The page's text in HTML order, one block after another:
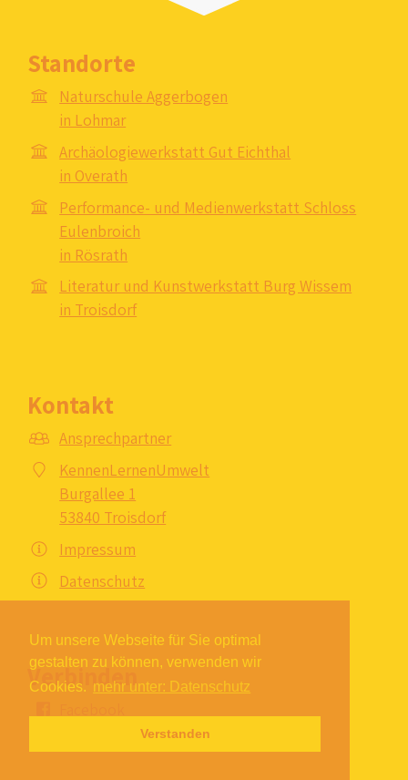
Um unsere Webseite für Sie optimal
gestalten zu können, verwenden wir
Cookies. mehr unter: Datenschutz
Verstanden
Standorte
Naturschule Aggerbogen
in Lohmar
Archäologiewerkstatt Gut Eichthal
in Overath
Performance- und Medienwerkstatt Schloss
Eulenbroich
in Rösrath
Literatur und Kunstwerkstatt Burg Wissem
in Troisdorf
Kontakt
Ansprechpartner
KennenLernenUmwelt
Burgallee 1
53840 Troisdorf
Impressum
Datenschutz
Verbinden